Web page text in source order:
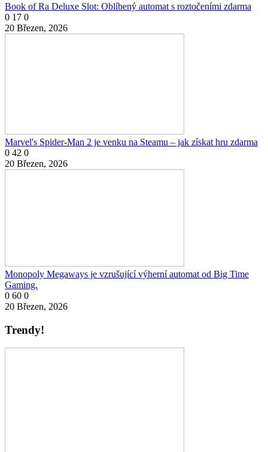
Book of Ra Deluxe Slot: Oblíbený automat s roztočeními zdarma
0 17 0
20 Březen, 2026
Marvel's Spider-Man 2 je venku na Steamu – jak získat hru zdarma
0 42 0
20 Březen, 2026
Monopoly Megaways je vzrušující výherní automat od Big Time
Gaming.
0 60 0
20 Březen, 2026
Trendy!